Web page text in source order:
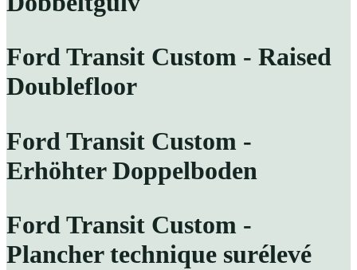
Ford Transit Custom - Raised
Doublefloor
Ford Transit Custom -
Erhöhter Doppelboden
Ford Transit Custom -
Plancher technique surélevé